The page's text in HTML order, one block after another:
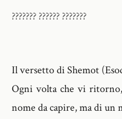
??????? ?????? ???????
Il versetto di Shemot
Ogni volta che vi
nome da capire, ma di un